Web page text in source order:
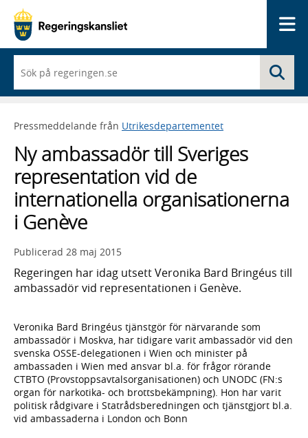
du
börjar
skriva
framträder
lista
med
sökförslag
Pressmeddelande från Utrikesdepartementet
Ny ambassadör till Sveriges
representation vid de
internationella organisationerna
i Genève
Publicerad 28 maj 2015
Regeringen har idag utsett Veronika Bard Bringéus till
ambassadör vid representationen i Genève.
Veronika Bard Bringéus tjänstgör för närvarande som
ambassadör i Moskva, har tidigare varit ambassadör vid den
svenska OSSE-delegationen i Wien och minister på
ambassaden i Wien med ansvar bl.a. för frågor rörande
CTBTO (Provstoppsavtalsorganisationen) och UNODC (FN:s
organ för narkotika- och brottsbekämpning). Hon har varit
politisk rådgivare i Statrådsberedningen och tjänstgjort bl.a.
vid ambassaderna i London och Bonn